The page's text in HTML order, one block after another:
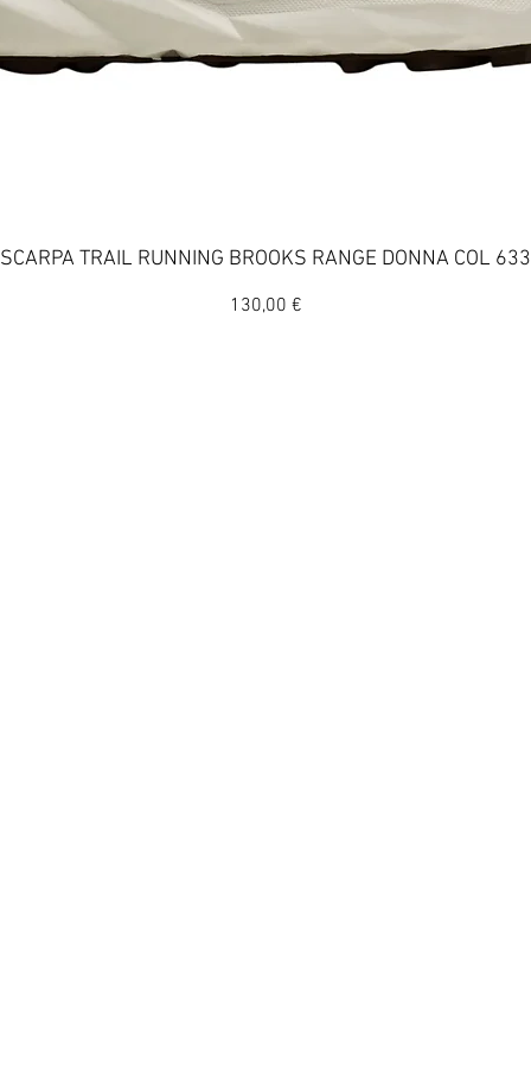
Vista rapida
SCARPA TRAIL RUNNING BROOKS RANGE DONNA COL 633
Prezzo
130,00 €